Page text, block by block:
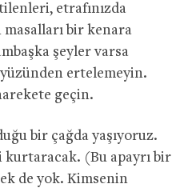
etrafınızda
bir kenara
şeyler varsa
ertelemeyin.
geçin.
bir çağda yaşıyoruz.
(Bu apayrı bir
de yok. Kimsenin